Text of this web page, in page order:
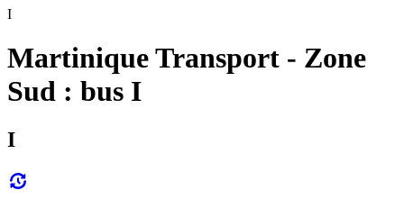
I
Martinique Transport - Zone
Sud : bus I
I